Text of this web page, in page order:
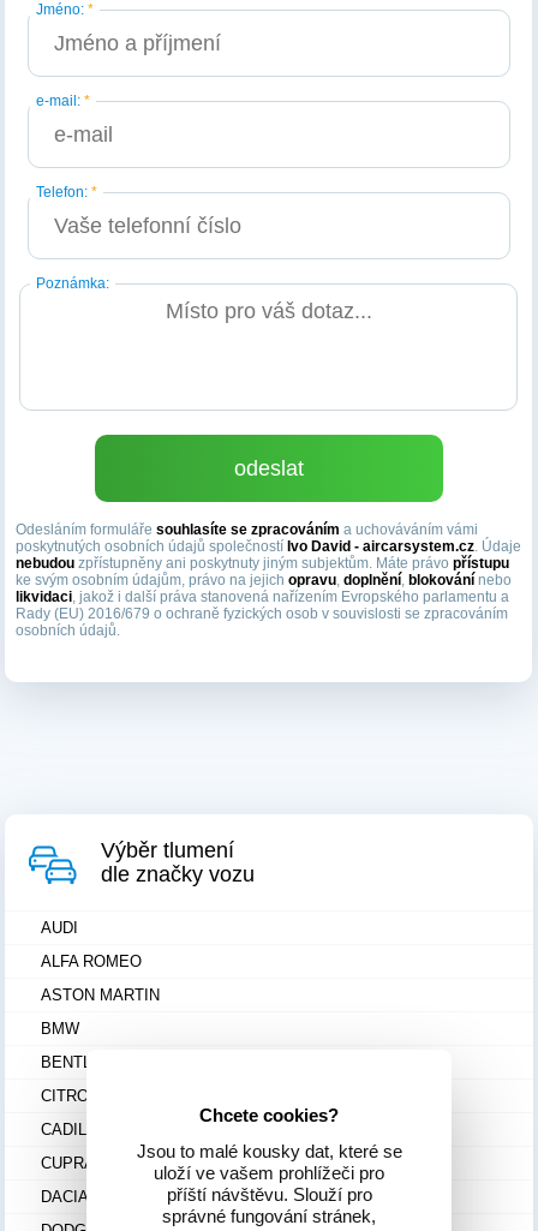
Výběr tlumení
dle značky vozu
AUDI
ALFA ROMEO
ASTON MARTIN
BMW
BENTLEY
CITROEN
CADILLAC
CUPRA
DACIA
Jméno:*
e-mail:*
Telefon:*
Poznámka:
Odesláním formulářesouhlasíte se zpracováním a uchováváním vámi
poskytnutých osobních údajů společností Ivo David - aircarsystem.cz. Údaje
nebudou zpřístupněny ani poskytnuty jiným subjektům. Máte právopřístupu
ke svým osobním údajům, právo na jejichopravu,doplnění, blokování nebo
likvidaci, jakož i další práva stanovená nařízením Evropského parlamentu a
Rady (EU) 2016/679 o ochraně fyzických osob v souvislosti se zpracováním
osobních údajů.
Chcete cookies?
Jsou to malé kousky dat, které se
uloží ve vašem prohlížeči pro
příští návštěvu. Slouží pro
správné fungování stránek,